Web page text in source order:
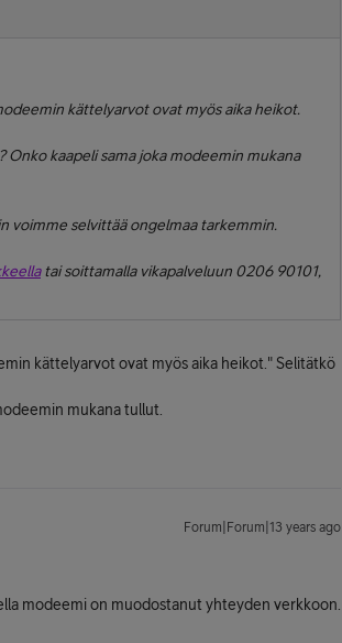
kättelyarvot ovat myös aika heikot.
Onko kaapeli sama joka modeemin mukana
voimme selvittää ongelmaa tarkemmin.
tai soittamalla vikapalveluun 0206 90101,
kättelyarvot ovat myös aika heikot." Selitätkö
mukana tullut.
Forum|Forum|13 years ago
modeemi on muodostanut yhteyden verkkoon.